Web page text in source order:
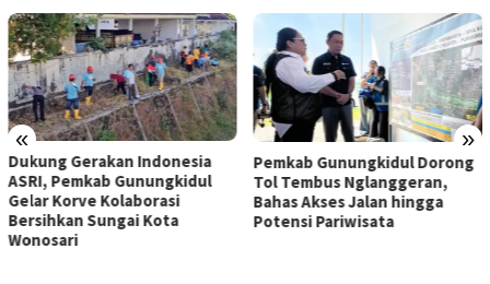
« »
Dukung Gerakan Indonesia
ASRI, Pemkab Gunungkidul
Gelar Korve Kolaborasi
Bersihkan Sungai Kota
Wonosari
Pemkab Gunungkidul Dorong
Tol Tembus Nglanggeran,
Bahas Akses Jalan hingga
Potensi Pariwisata